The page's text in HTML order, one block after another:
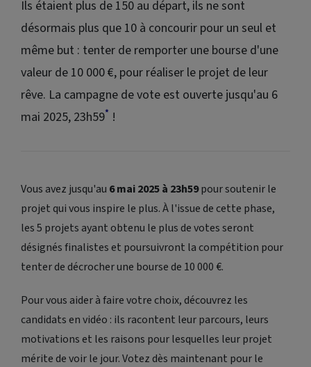
Ils étaient plus de 150 au départ, ils ne sont
désormais plus que 10 à concourir pour un seul et
même but : tenter de remporter une bourse d'une
valeur de 10 000 €, pour réaliser le projet de leur
rêve. La campagne de vote est ouverte jusqu'au 6
mai 2025, 23h59* !
Vous avez jusqu'au 6 mai 2025 à 23h59pour soutenir le
projet qui vous inspire le plus. À l'issue de cette phase,
les 5 projets ayant obtenu le plus de votes seront
désignés finalistes et poursuivront la compétition pour
tenter de décrocher une bourse de 10 000 €.
Pour vous aider à faire votre choix, découvrez les
candidats en vidéo : ils racontent leur parcours, leurs
motivations et les raisons pour lesquelles leur projet
mérite de voir le jour. Votez dès maintenant pour le